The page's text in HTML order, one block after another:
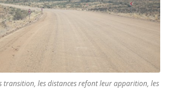
transition, les distances refont leur apparition, les